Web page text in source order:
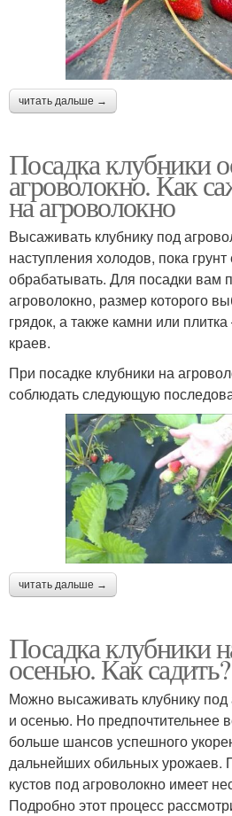
читать дальше →
Посадка клубники
агроволокно. Как
на агроволокно
Высаживать клубнику под
наступления холодов, пока
обрабатывать. Для посадки вам
агроволокно, размер которого
грядок, а также камни или
краев.
При посадке клубники на
соблюдать следующую
читать дальше →
Посадка клубники
осенью. Как садить?
Можно высаживать клубнику под
и осенью. Но предпочтительнее
больше шансов успешного
дальнейших обильных урожаев.
кустов под агроволокно имеет
Подробно этот процесс